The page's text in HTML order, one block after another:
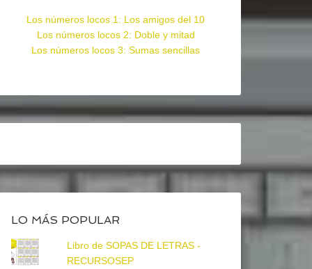
Los números locos 1: Los amigos del 10
Los números locos 2: Doble y mitad
Los números locos 3: Sumas sencillas
LO MÁS POPULAR
Libro de SOPAS DE LETRAS -
RECURSOSEP